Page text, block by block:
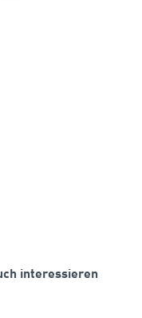
interessieren